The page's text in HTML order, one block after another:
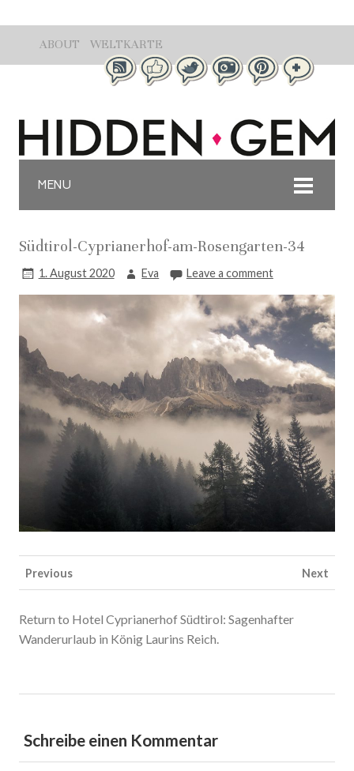
ABOUT WELTKARTE
MENU
Südtirol-Cyprianerhof-am-Rosengarten-34
1. August 2020 Eva Leave a comment
Previous Next
Return to Hotel Cyprianerhof Südtirol: Sagenhafter
Wanderurlaub in König Laurins Reich.
Schreibe einen Kommentar